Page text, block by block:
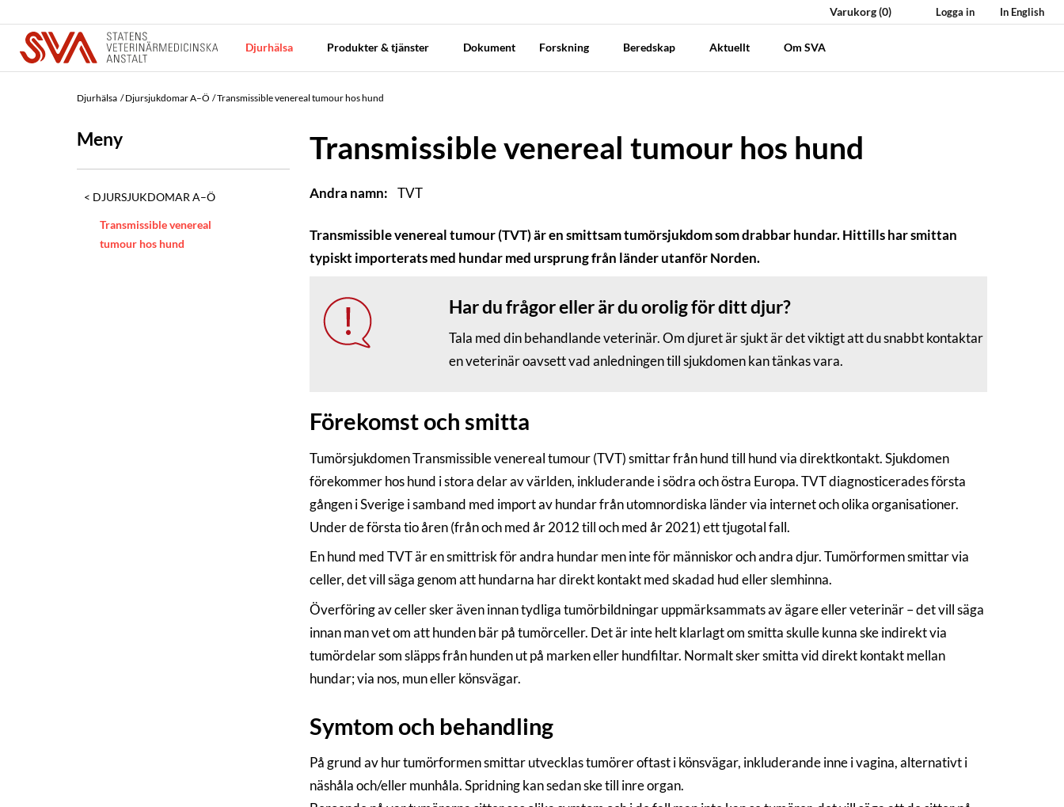
Varukorg(0) Logga in In English
Djurhälsa Produkter & tjänster Dokument Forskning Beredskap Aktuellt Om SVA
Djurhälsa Djursjukdomar A–Ö Transmissible venereal tumour hos hund
Meny
DJURSJUKDOMAR A–Ö
Transmissible venereal
tumour hos hund
Transmissible venereal tumour hos hund
Andra namn: TVT
Transmissible venereal tumour (TVT) är en smittsam tumörsjukdom som drabbar hundar. Hittills har smittan
typiskt importerats med hundar med ursprung från länder utanför Norden.
Har du frågor eller är du orolig för ditt djur?
Tala med din behandlande veterinär. Om djuret är sjukt är det viktigt att du snabbt kontaktar
en veterinär oavsett vad anledningen till sjukdomen kan tänkas vara.
Förekomst och smitta
Tumörsjukdomen Transmissible venereal tumour (TVT) smittar från hund till hund via direktkontakt. Sjukdomen
förekommer hos hund i stora delar av världen, inkluderande i södra och östra Europa. TVT diagnosticerades första
gången i Sverige i samband med import av hundar från utomnordiska länder via internet och olika organisationer.
Under de första tio åren (från och med år 2012 till och med år 2021) ett tjugotal fall.
En hund med TVT är en smittrisk för andra hundar men inte för människor och andra djur. Tumörformen smittar via
celler, det vill säga genom att hundarna har direkt kontakt med skadad hud eller slemhinna.
Överföring av celler sker även innan tydliga tumörbildningar uppmärksammats av ägare eller veterinär – det vill säga
innan man vet om att hunden bär på tumörceller. Det är inte helt klarlagt om smitta skulle kunna ske indirekt via
tumördelar som släpps från hunden ut på marken eller hundfiltar. Normalt sker smitta vid direkt kontakt mellan
hundar; via nos, mun eller könsvägar.
Symtom och behandling
På grund av hur tumörformen smittar utvecklas tumörer oftast i könsvägar, inkluderande inne i vagina, alternativt i
näshåla och/eller munhåla. Spridning kan sedan ske till inre organ.